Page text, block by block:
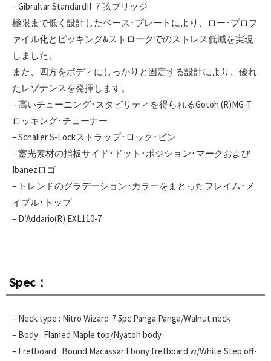
– Gibraltar StandardII ７弦ブリッジ
極限まで低く設計したベース･プレートにより、ロー･プロフ
ァイル化とピッキング&ストロークでのストレス低減を実現
しました。
また、四方をボディにしっかりと固定する設計により、優れ
たレゾナンスを発揮します。
– 高いチューニング･スタビリティを得られるGotoh (R)MG-T
ロッキング･チューナー
– Schaller S-Lockストラップ･ロック･ピン
– 蓄光素材の指板サイド･ドット･ポジション･マークおよび
Ibanezロゴ
– トレンドのグラデーション･カラーをまとったフレイム･メ
イプル･トップ
– D’Addario(R) EXL110-7
Spec：
– Neck type : Nitro Wizard-7 5pc Panga Panga/Walnut neck
– Body : Flamed Maple top/Nyatoh body
– Fretboard : Bound Macassar Ebony fretboard w/White Step off-